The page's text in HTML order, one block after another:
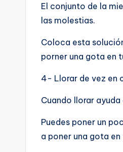
El conjunto de la
las molestias.
Coloca esta
porner una gota en
4- Llorar de vez en
Cuando llorar
Puedes poner un
a poner una gota